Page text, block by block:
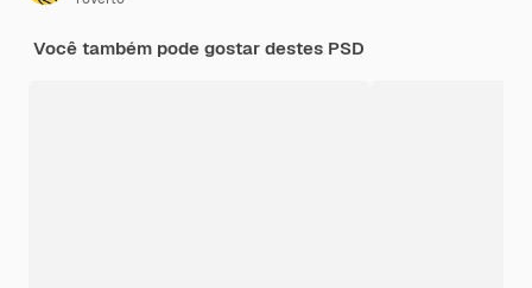
Você também pode gostar destes PSD